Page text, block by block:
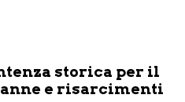
storica per il
e risarcimenti